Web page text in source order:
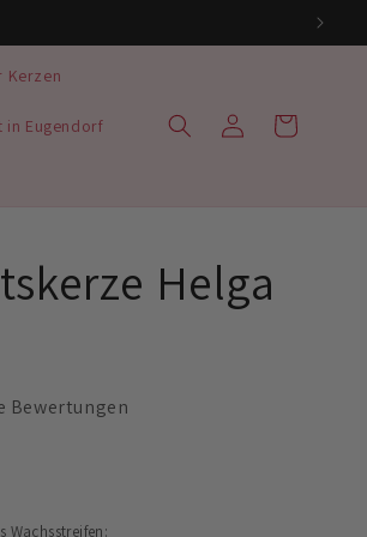
Kerzen
in Eugendorf EinloggenWarenkorb
Helga
Bewertungen
Wachsstreifen: